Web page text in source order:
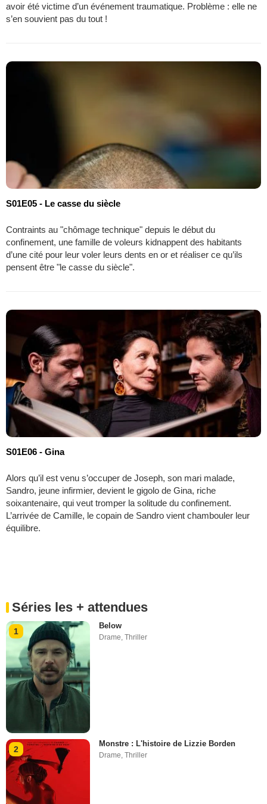
avoir été victime d’un événement traumatique. Problème : elle ne
s’en souvient pas du tout !
S01E05 - Le casse du siècle
Contraints au "chômage technique" depuis le début du
confinement, une famille de voleurs kidnappent des habitants
d’une cité pour leur voler leurs dents en or et réaliser ce qu’ils
pensent être "le casse du siècle".
S01E06 - Gina
Alors qu’il est venu s’occuper de Joseph, son mari malade,
Sandro, jeune infirmier, devient le gigolo de Gina, riche
soixantenaire, qui veut tromper la solitude du confinement.
L’arrivée de Camille, le copain de Sandro vient chambouler leur
équilibre.
Séries les + attendues
1
Below
Drame ,Thriller
2
Monstre : L'histoire de Lizzie Borden
Drame,Thriller